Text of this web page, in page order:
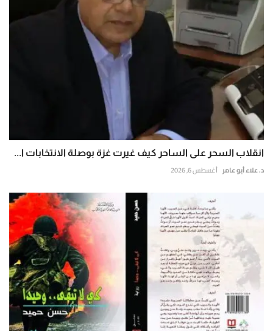
انقلاب السحر على الساحر كيف غيرت غزة بوصلة الانتخابات ا...
د. علاء أبو عامر أغسطس 6, 2026